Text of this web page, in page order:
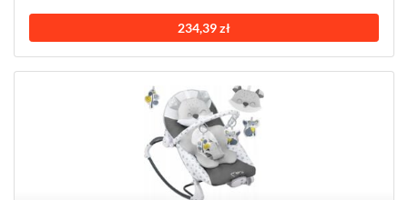
234,39 zł